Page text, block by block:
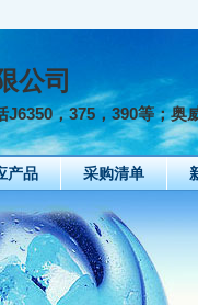
公司
，375，390等；奥
产品 采购清单